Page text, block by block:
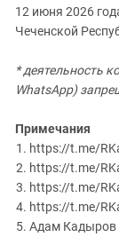
12 июня 2026
Чеченской
* деятельность
WhatsApp)
Примечания
https://t.me/
https://t.me/
https://t.me/
https://t.me/
Адам Кадыров